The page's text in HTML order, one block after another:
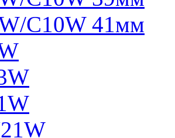
C10W 41мм